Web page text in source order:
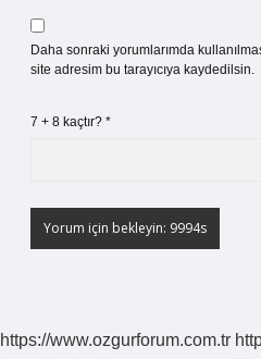
Daha sonraki yorumlarımda
site adresim bu tarayıcıya kaydedilsin.
7 + 8 kaçtır? *
https://www.ozgurforum.com.tr